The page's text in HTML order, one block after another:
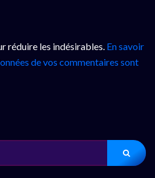
réduire les indésirables. En savoir
de vos commentaires sont